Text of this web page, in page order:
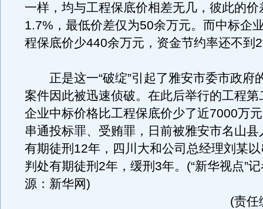
一样，均与工程保底价相差无几，彼此的价
1.7%，最低价差仅为50余万元。而中标企
程保底价少440余万元，资金节约率还不到
正是这一“破绽”引起了雅安市委市政府
案件因此被迅速侦破。在此后举行的工程第
企业中标价格比工程保底价少了近7000万
串通投标罪、受贿罪，日前被雅安市名山
有期徒刑12年，四川大和公司总经理刘某
判处有期徒刑2年，缓刑3年。(“新华视点”
源：新华网)
(责任